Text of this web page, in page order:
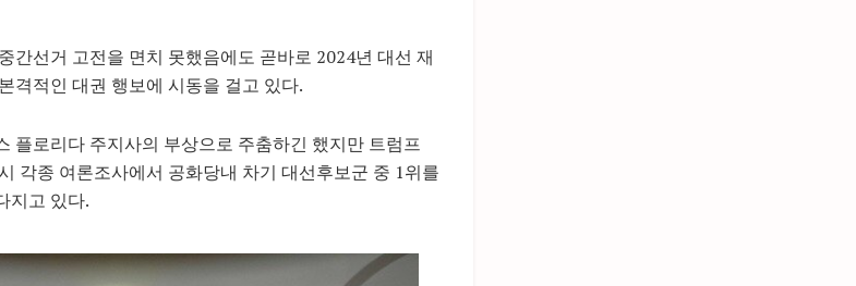
간선거 고전을 면치 못했음에도 곧바로 2024년 대선 재
격적인 대권 행보에 시동을 걸고 있다.
플로리다 주지사의 부상으로 주춤하긴 했지만 트럼프
각종 여론조사에서 공화당내 차기 대선후보군 중 1위를
지고 있다.